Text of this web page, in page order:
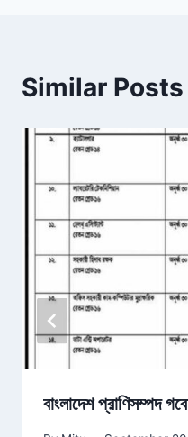
Similar Posts
বাংলাদেশ প্রাণিসম্পদ